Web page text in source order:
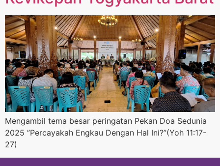
Mengambil tema besar peringatan Pekan Doa Sedunia
2025 ”Percayakah Engkau Dengan Hal Ini?”(Yoh 11:17-
27)